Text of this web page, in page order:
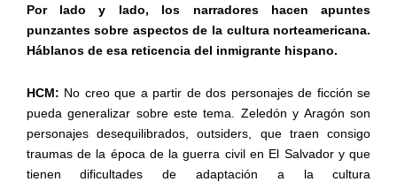
Por lado y lado, los narradores hacen apuntes
punzantes sobre aspectos de la cultura norteamericana.
Háblanos de esa reticencia del inmigrante hispano.
HCM: No creo que a partir de dos personajes de ficción se
pueda generalizar sobre este tema. Zeledón y Aragón son
personajes desequilibrados, outsiders, que traen consigo
traumas de la época de la guerra civil en El Salvador y que
tienen dificultades de adaptación a la cultura